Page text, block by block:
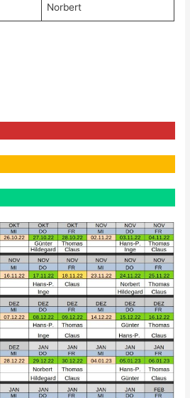
Norbert